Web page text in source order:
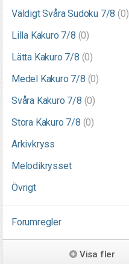
Väldigt Svåra Sudoku 7/8(0)
Lilla Kakuro 7/8 (0)
Lätta Kakuro 7/8 (0)
Medel Kakuro 7/8 (0)
Svåra Kakuro 7/8 (0)
Stora Kakuro 7/8 (0)
Arkivkryss
Melodikrysset
Övrigt
Forumregler
Visa fler